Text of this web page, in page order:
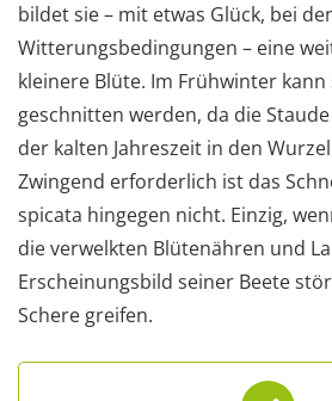
bildet sie – mit etwas Glück, bei
Witterungsbedingungen – eine
kleinere Blüte. Im Frühwinter
geschnitten werden, da die
der kalten Jahreszeit in den
Zwingend erforderlich ist das
spicata hingegen nicht. Einzig,
die verwelkten Blütenähren und
Erscheinungsbild seiner Beete
Schere greifen.